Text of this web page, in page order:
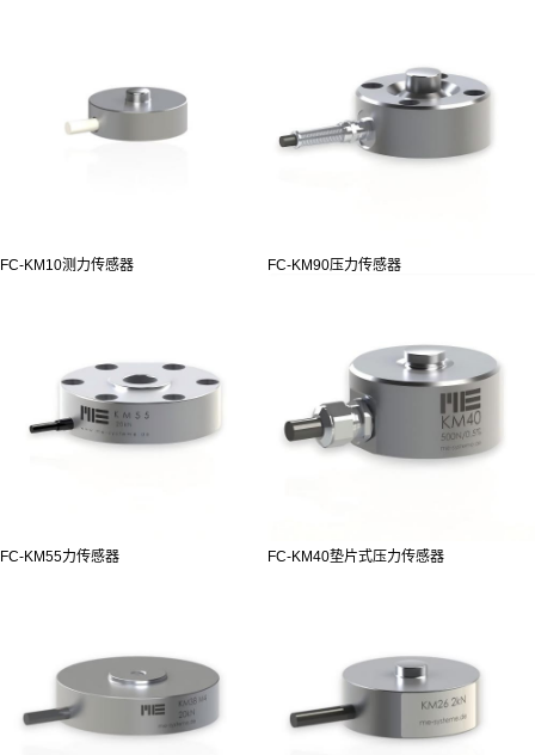
FC-KM10测力传感器 FC-KM90压力传感器
FC-KM55力传感器 FC-KM40垫片式压力传感器